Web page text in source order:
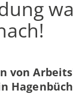
von